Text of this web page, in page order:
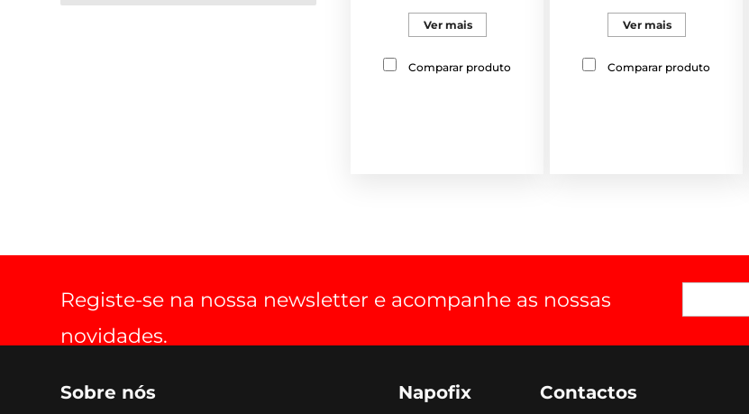
Ver mais
Comparar produto
Ver mais
Comparar produto
Registe-se na nossa newsletter e acompanhe as nossas
novidades.
Sobre nós Napofix Contactos